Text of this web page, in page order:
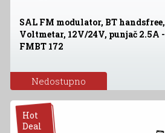
SAL FM modulator, BT handsfree,
Voltmetar, 12V/24V, punjač 2.5A -
FMBT 172
Nedostupno
Hot
Deal